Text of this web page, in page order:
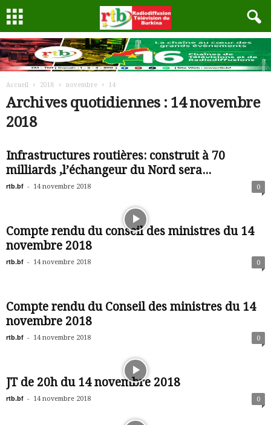
Accueil 2018 novembre 14
Archives quotidiennes : 14 novembre
2018
Infrastructures routières: construit à 70
milliards ,l’échangeur du Nord sera...
rtb.bf - 14 novembre 2018 0
Compte rendu du conseil des ministres du 14
novembre 2018
rtb.bf - 14 novembre 2018 0
Compte rendu du Conseil des ministres du 14
novembre 2018
rtb.bf - 14 novembre 2018 0
JT de 20h du 14 novembre 2018
rtb.bf - 14 novembre 2018 0